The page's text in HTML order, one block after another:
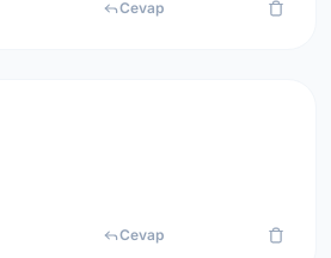
Cevap
Cevap